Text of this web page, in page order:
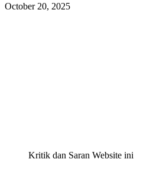
October 20, 2025
Kritik dan Saran Website ini